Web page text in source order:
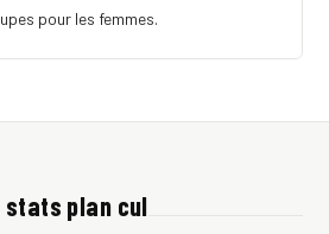
pour les femmes.
stats plan cul